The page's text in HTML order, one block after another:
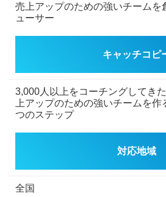
売上アップのための強いチームを
ューサー
キャッチコピ
3,000人以上をコーチングしてき
上アップのための強いチームを作
つのステップ
対応地域
全国